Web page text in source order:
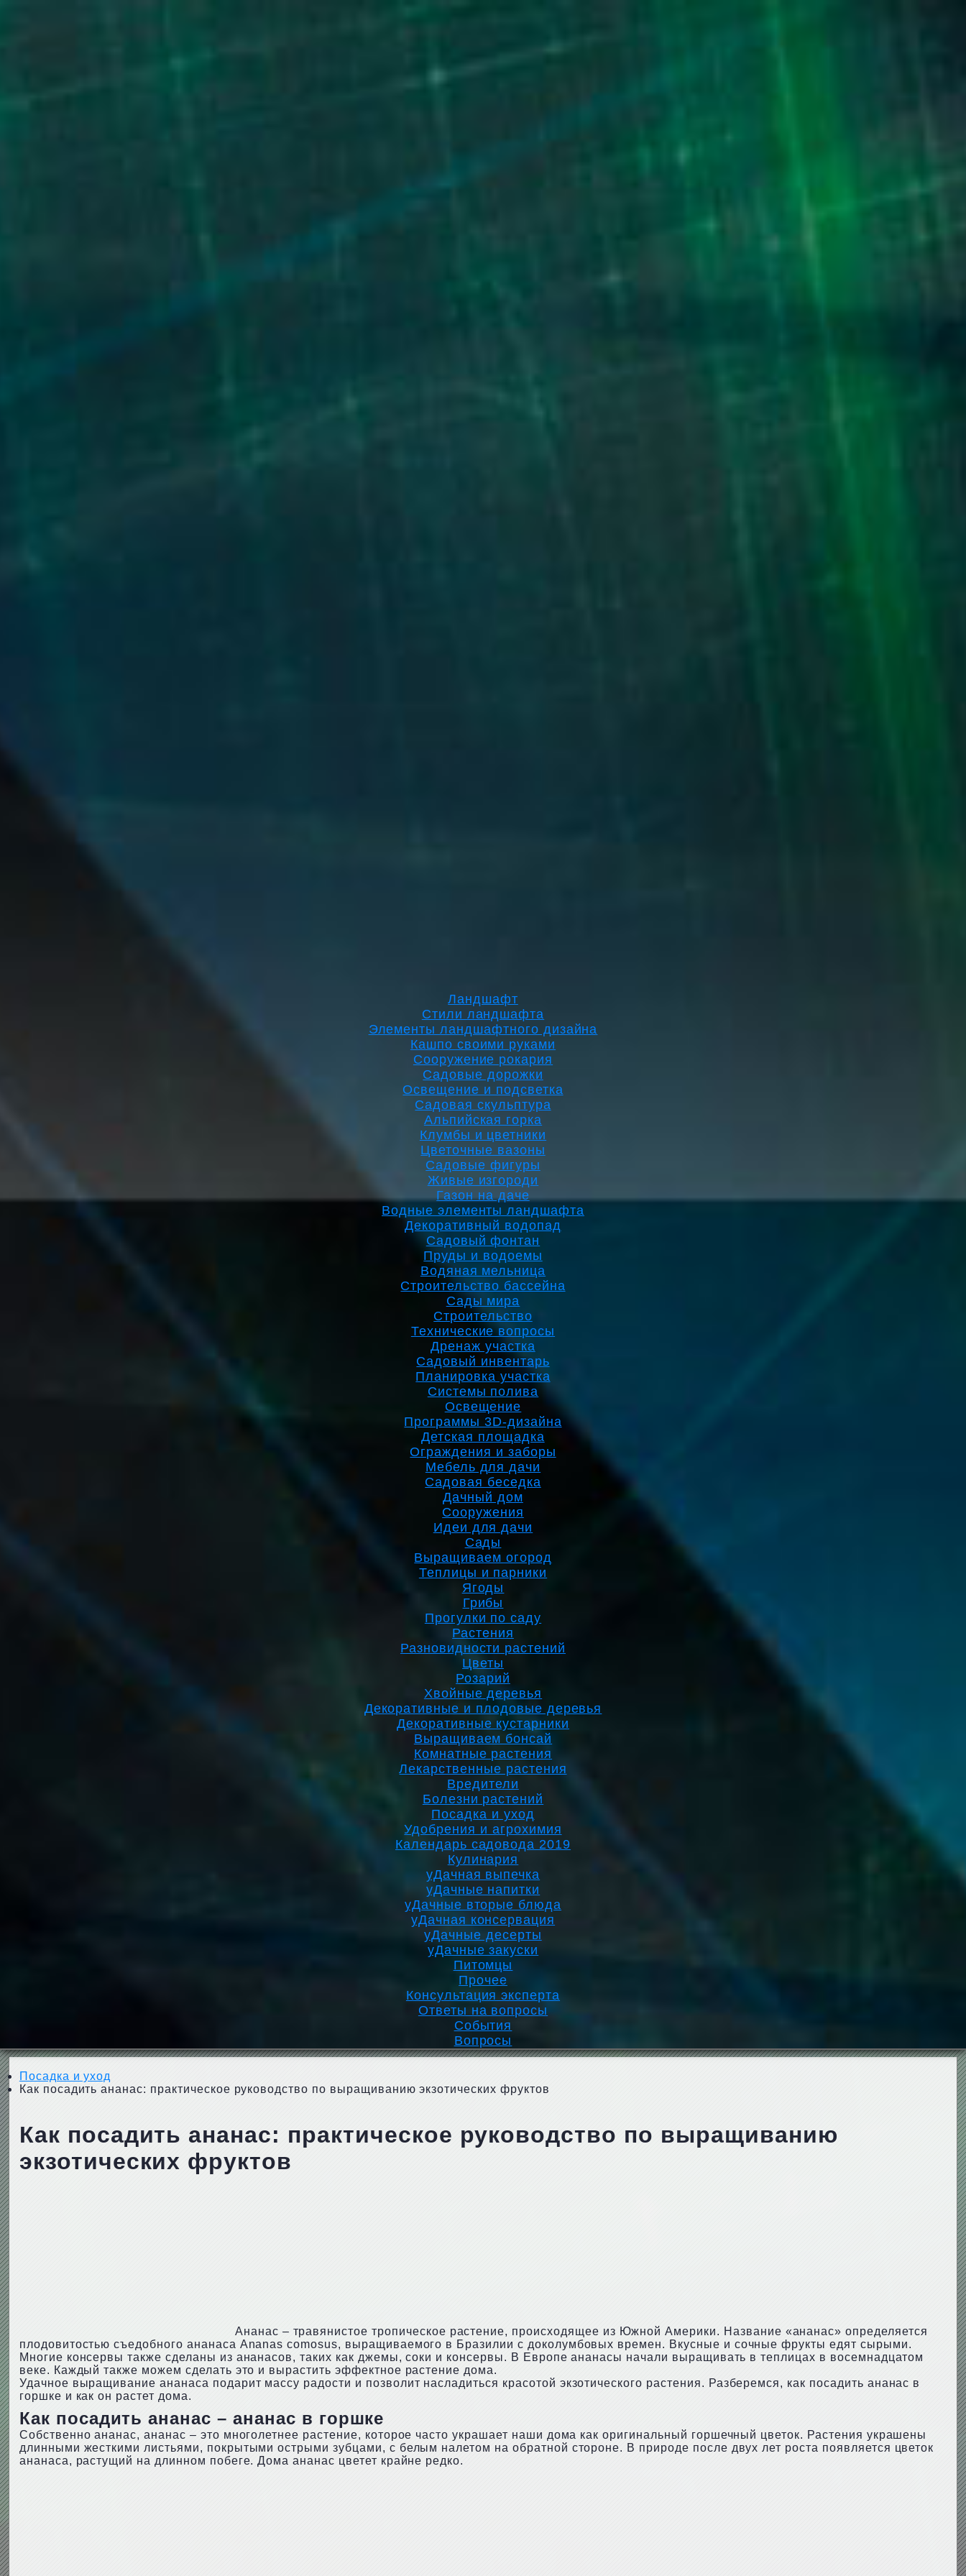
Ландшафт
Стили ландшафта
Элементы ландшафтного дизайна
Кашпо своими руками
Сооружение рокария
Садовые дорожки
Освещение и подсветка
Садовая скульптура
Альпийская горка
Клумбы и цветники
Цветочные вазоны
Садовые фигуры
Живые изгороди
Газон на даче
Водные элементы ландшафта
Декоративный водопад
Садовый фонтан
Пруды и водоемы
Водяная мельница
Строительство бассейна
Сады мира
Строительство
Технические вопросы
Дренаж участка
Садовый инвентарь
Планировка участка
Системы полива
Освещение
Программы 3D-дизайна
Детская площадка
Ограждения и заборы
Мебель для дачи
Садовая беседка
Дачный дом
Сооружения
Идеи для дачи
Сады
Выращиваем огород
Теплицы и парники
Ягоды
Грибы
Прогулки по саду
Растения
Разновидности растений
Цветы
Розарий
Хвойные деревья
Декоративные и плодовые деревья
Декоративные кустарники
Выращиваем бонсай
Комнатные растения
Лекарственные растения
Вредители
Болезни растений
Посадка и уход
Удобрения и агрохимия
Календарь садовода 2019
Кулинария
уДачная выпечка
уДачные напитки
уДачные вторые блюда
уДачная консервация
уДачные десерты
уДачные закуски
Питомцы
Прочее
Консультация эксперта
Ответы на вопросы
События
Вопросы
Посадка и уход
Как посадить ананас: практическое руководство по выращиванию экзотических фруктов
Как посадить ананас: практическое руководство по выращиванию
экзотических фруктов
Ананас – травянистое тропическое растение, происходящее из Южной Америки. Название «ананас» определяется
плодовитостью съедобного ананаса Ananas comosus, выращиваемого в Бразилии с доколумбовых времен. Вкусные и сочные фрукты едят сырыми.
Многие консервы также сделаны из ананасов, таких как джемы, соки и консервы. В Европе ананасы начали выращивать в теплицах в восемнадцатом
веке. Каждый также можем сделать это и вырастить эффектное растение дома.
Удачное выращивание ананаса подарит массу радости и позволит насладиться красотой экзотического растения. Разберемся, как посадить ананас в
горшке и как он растет дома.
Как посадить ананас – ананас в горшке
Собственно ананас, ананас – это многолетнее растение, которое часто украшает наши дома как оригинальный горшечный цветок. Растения украшены
длинными жесткими листьями, покрытыми острыми зубцами, с белым налетом на обратной стороне. В природе после двух лет роста появляется цветок
ананаса, растущий на длинном побеге. Дома ананас цветет крайне редко.